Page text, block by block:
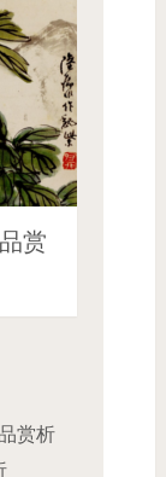
赏
赏析